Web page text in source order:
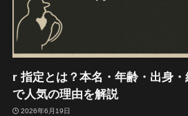
r 指定とは？本名・年齢・出身
で人気の理由を解説
2026年6月19日